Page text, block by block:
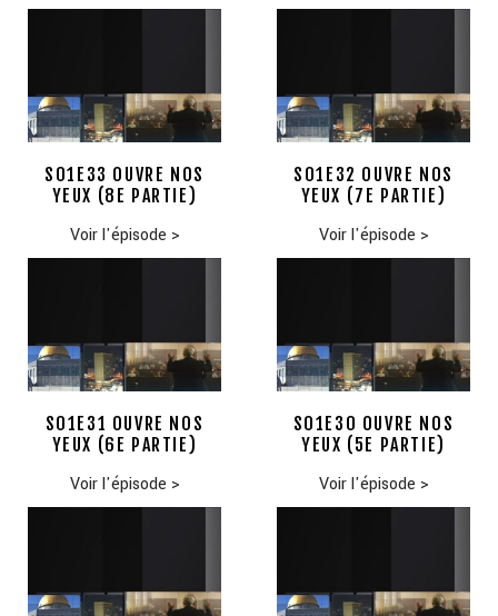
S01E33 OUVRE NOS
YEUX (8E PARTIE)
Voir l'épisode >
S01E32 OUVRE NOS
YEUX (7E PARTIE)
Voir l'épisode >
S01E31 OUVRE NOS
YEUX (6E PARTIE)
Voir l'épisode >
S01E30 OUVRE NOS
YEUX (5E PARTIE)
Voir l'épisode >